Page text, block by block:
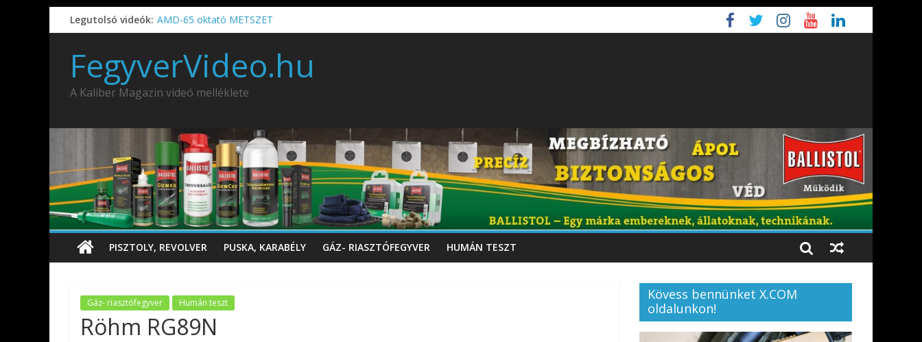
Legutolsó videók: AMD-65 oktató METSZET
Umarex TPX50 .50 paintball/pepperball/traumatikus marker
IDÉN IS INDUL: Fegyvertervező- és gyártó szakmérnöki, illetve szakspecialista képzés!!!
IWA2026 – Puskák 1. rész
Ardesa Patriot “FAPADOS” .45 elöltöltő perkussziós pisztoly
FegyverVideo.hu
A Kaliber Magazin videó melléklete
PISZTOLY, REVOLVER PUSKA, KARABÉLY GÁZ- RIASZTÓFEGYVER HUMÁN TESZT
Gáz- riasztófegyver Humán teszt
Röhm RG89N
Kövess bennünket X.COM
oldalunkon!